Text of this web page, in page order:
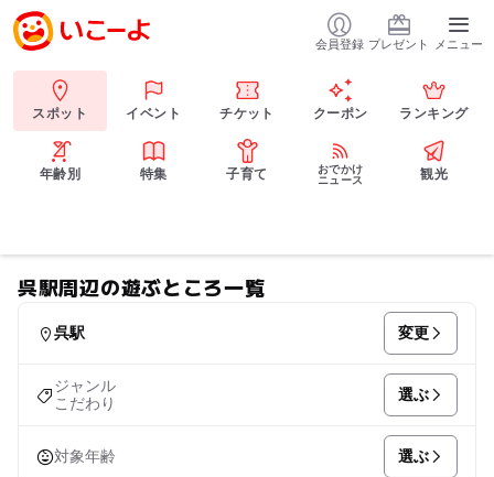
会員登録 プレゼント メニュー
スポット イベント チケット クーポン ランキング
年齢別 特集 子育て
おでかけ
ニュース
観光
呉駅周辺の遊ぶところ一覧
呉駅 変更
ジャンル
こだわり
選ぶ
対象年齢 選ぶ